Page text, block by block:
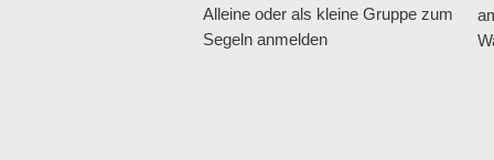
Alleine oder als kleine Gruppe zum
Segeln anmelden